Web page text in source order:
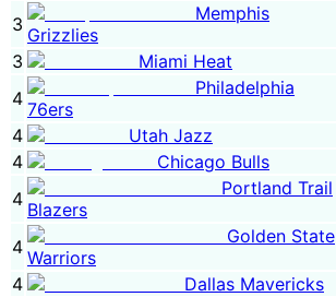
3
Memphis
Grizzlies
3
Miami Heat
4
Philadelphia
76ers
4
Utah Jazz
4
Chicago Bulls
4
Portland Trail
Blazers
4
Golden State
Warriors
4
Dallas Mavericks